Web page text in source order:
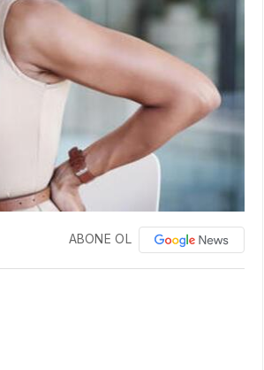
ABONE OL